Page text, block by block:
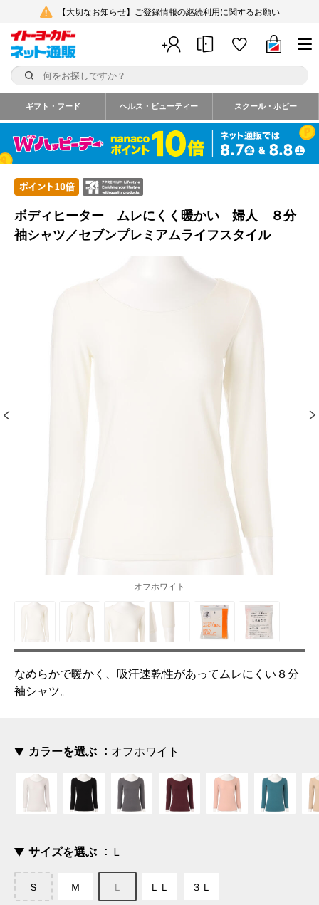
【大切なお知らせ】ご登録情報の継続利用に関するお願い
ギフト・フード ヘルス・ビューティー スクール・ホビー
ボディヒーター ムレにくく暖かい 婦人 ８分
袖シャツ／セブンプレミアムライフスタイル
オフホワイト
なめらかで暖かく、吸汗速乾性があってムレにくい８分
袖シャツ。
カラーを選ぶ オフホワイト
サイズを選ぶ Ｌ
Ｓ Ｍ Ｌ ＬＬ ３Ｌ